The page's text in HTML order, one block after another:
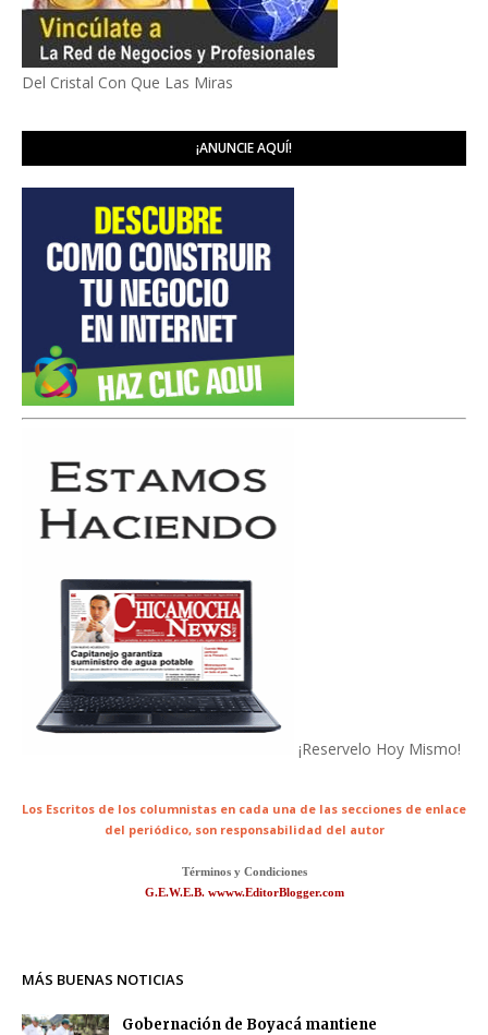
Del Cristal Con Que Las Miras
¡ANUNCIE AQUÍ!
¡Reservelo Hoy Mismo!
Los Escritos de los columnistas en cada una de las secciones de enlace
del periódico, son responsabilidad del autor
Términos y Condiciones
G.E.W.E.B. wwww.EditorBlogger.com
MÁS BUENAS NOTICIAS
Gobernación de Boyacá mantiene